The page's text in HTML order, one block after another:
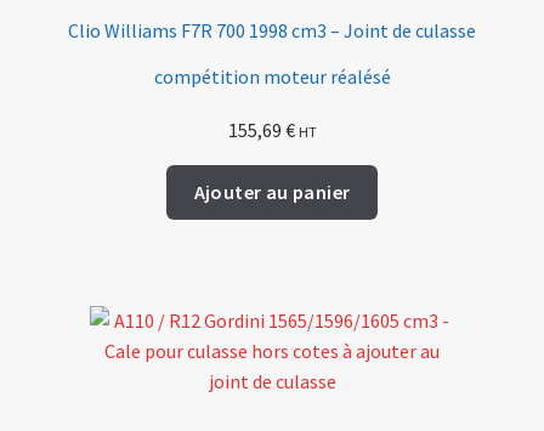
Clio Williams F7R 700 1998 cm3 – Joint de culasse
compétition moteur réalésé
155,69 € HT
Ajouter au panier